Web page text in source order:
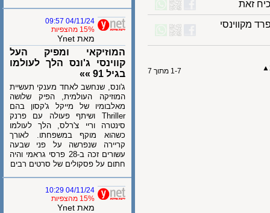
04/11/24 09:57
15% מהצפיות
מאת Ynet
המוזיקאי ומפיק העל
קווינסי ג'ונס הלך לעולמו
בגיל 91 »»
ג'ונס, שנחשב לאחד מענקי תעשיית
המוזיקה העולמית, הפיק שלושה
מאלבומיו של מייקל ג'קסון בהם
Thriller ושיתף פעולה עם פרנק
סינטרה וריי צ'רלס, הלך לעולמו
כשהוא מוקף במשפחתו. לאורך
קריירה שנפרשה על פני שבעה
עשורים זכה ב-28 פרסי גראמי והיה
חתום על פסקולים של סרטים רבים
04/11/24 10:29
15% מהצפיות
מאת Ynet